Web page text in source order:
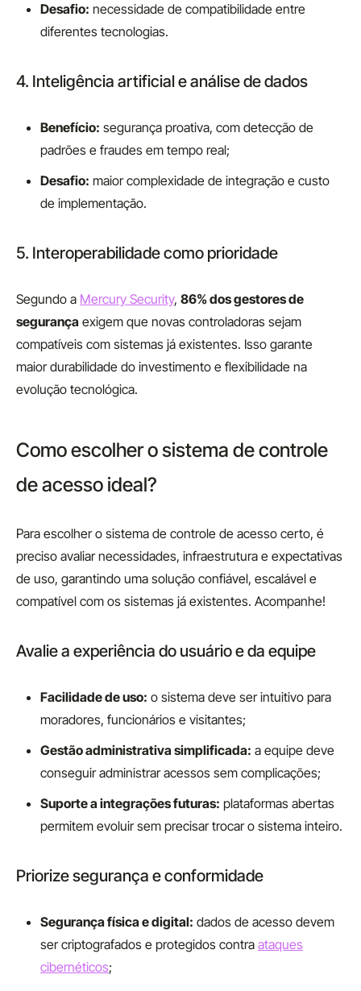
Desafio: necessidade de compatibilidade entre
diferentes tecnologias.
4. Inteligência artificial e análise de dados
Benefício: segurança proativa, com detecção de
padrões e fraudes em tempo real;
Desafio: maior complexidade de integração e custo
de implementação.
5. Interoperabilidade como prioridade
Segundo a Mercury Security, 86% dos gestores de
segurança exigem que novas controladoras sejam
compatíveis com sistemas já existentes. Isso garante
maior durabilidade do investimento e flexibilidade na
evolução tecnológica.
Como escolher o sistema de controle
de acesso ideal?
Para escolher o sistema de controle de acesso certo, é
preciso avaliar necessidades, infraestrutura e expectativas
de uso, garantindo uma solução confiável, escalável e
compatível com os sistemas já existentes. Acompanhe!
Avalie a experiência do usuário e da equipe
Facilidade de uso: o sistema deve ser intuitivo para
moradores, funcionários e visitantes;
Gestão administrativa simplificada: a equipe deve
conseguir administrar acessos sem complicações;
Suporte a integrações futuras: plataformas abertas
permitem evoluir sem precisar trocar o sistema inteiro.
Priorize segurança e conformidade
Segurança física e digital: dados de acesso devem
ser criptografados e protegidos contra ataques
cibernéticos;